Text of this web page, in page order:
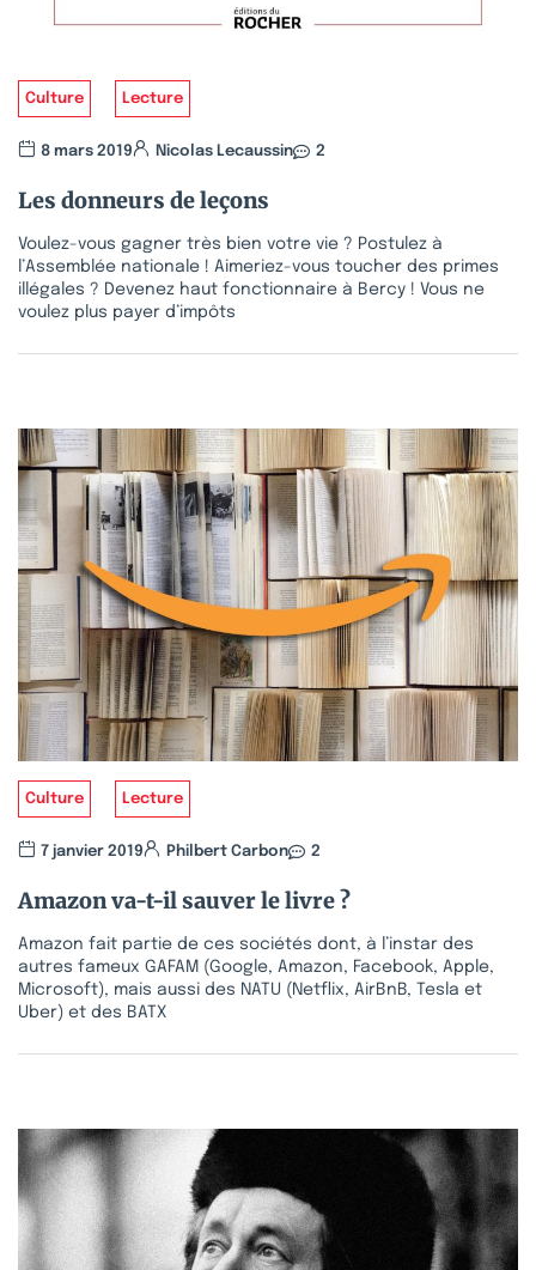
Culture Lecture
8 mars 2019 Nicolas Lecaussin 2
Les donneurs de leçons
Voulez-vous gagner très bien votre vie ? Postulez à
l’Assemblée nationale ! Aimeriez-vous toucher des primes
illégales ? Devenez haut fonctionnaire à Bercy ! Vous ne
voulez plus payer d’impôts
Culture Lecture
7 janvier 2019 Philbert Carbon 2
Amazon va-t-il sauver le livre ?
Amazon fait partie de ces sociétés dont, à l’instar des
autres fameux GAFAM (Google, Amazon, Facebook, Apple,
Microsoft), mais aussi des NATU (Netflix, AirBnB, Tesla et
Uber) et des BATX